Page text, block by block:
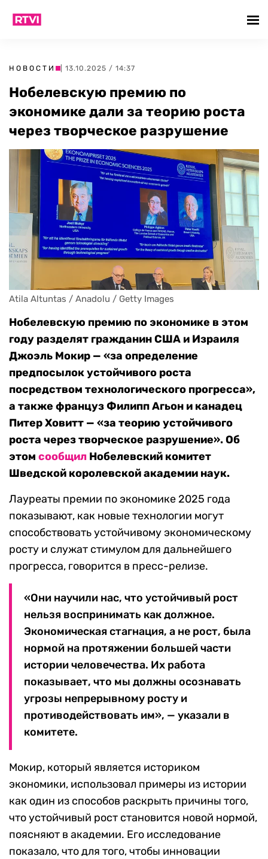
НОВОСТИ | 13.10.2025 / 14:37
Нобелевскую премию по
экономике дали за теорию роста
через творческое разрушение
Atila Altuntas / Anadolu / Getty Images
Нобелевскую премию по экономике в этом
году разделят гражданин США и Израиля
Джоэль Мокир — «за определение
предпосылок устойчивого роста
посредством технологического прогресса»,
а также француз Филипп Агьон и канадец
Питер Ховитт — «за теорию устойчивого
роста через творческое разрушение». Об
этом сообщил Нобелевский комитет
Шведской королевской академии наук.
Лауреаты премии по экономике 2025 года
показывают, как новые технологии могут
способствовать устойчивому экономическому
росту и служат стимулом для дальнейшего
прогресса, говорится в пресс-релизе.
«Они научили нас, что устойчивый рост
нельзя воспринимать как должное.
Экономическая стагнация, а не рост, была
нормой на протяжении большей части
истории человечества. Их работа
показывает, что мы должны осознавать
угрозы непрерывному росту и
противодействовать им», — указали в
комитете.
Мокир, который является историком
экономики, использовал примеры из истории
как один из способов раскрыть причины того,
что устойчивый рост становится новой нормой,
поясняют в академии. Его исследование
показало, что для того, чтобы инновации